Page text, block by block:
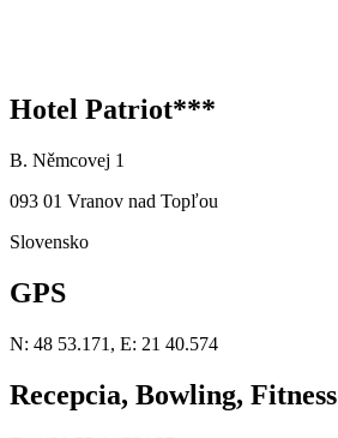
Hotel Patriot***
B. Němcovej 1
093 01 Vranov nad Topľou
Slovensko
GPS
N: 48 53.171, E: 21 40.574
Recepcia, Bowling, Fitness